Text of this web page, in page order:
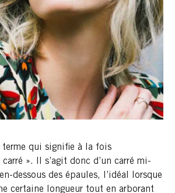
qui signifie à la fois
». Il s’agit donc d’un carré mi-
dessous des épaules, l’idéal lorsque
certaine longueur tout en arborant